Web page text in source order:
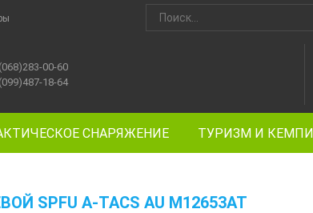
00-60
18-64
СНАРЯЖЕНИЕ ТУРИЗМ И
SPFU A-TACS AU M12653AT